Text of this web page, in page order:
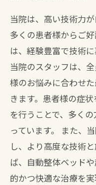
当院は、高い技術力
多くの患者様からご
は、経験豊富で技術
当院のスタッフは、
様のお悩みに合わせ
きます。患者様の症
を行うことで、多く
っています。 また、
し、より高度な技術
ば、自動整体ベッド
的かつ快適な治療を